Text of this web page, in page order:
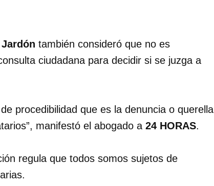
también consideró que no es
ciudadana para decidir si se juzga a
procedibilidad que es la denuncia o querella
manifestó el abogado a 24 HORAS.
regula que todos somos sujetos de